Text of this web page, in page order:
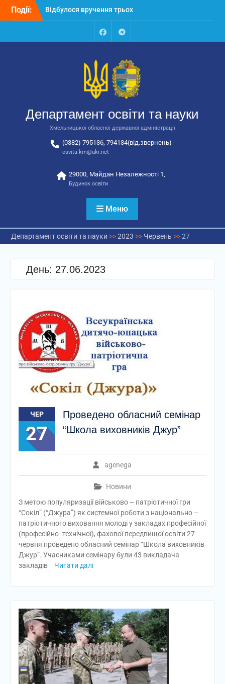
Перейти
Події:
Відбулося вручення трьох
автобусів для потреб
Відбулося засідання
освіти та науки обласної
державної адміністрації
Відбулась обласна
національно-патріотичне
виховання
FacebookTalegram
Департамент освіти та науки
Хмельницької обласної державної адміністрації
(0382) 795136, 794134(від.звернень)
osvita-km@ukr.net
29000, Майдан Незалежності 1,
Будинок освіти
Меню
Департамент освіти та науки >>2023 >> Червень >>27
День: 27.06.2023
ЧЕР
27
Проведено обласний семінар
“Школа виховників Джур”
agenega
Новини
З метою популяризації військово – патріотичної гри
“Сокіл” (“Джура”) як системної роботи з національно –
патріотичного виховання молоді у закладах професійної
(професійно- технічної), фахової передвищої освіти 27
червня проведено обласний семінар “Школа виховників
Джур”. Учасниками семінару були 43 викладача
закладів
Читати далі